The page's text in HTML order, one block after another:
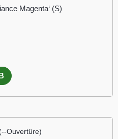
Magenta‘ (S)